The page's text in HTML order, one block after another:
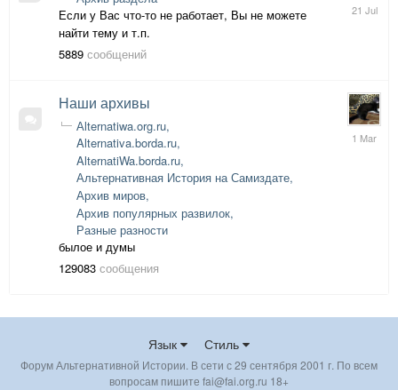
Если у Вас что-то не работает, Вы не можете
найти тему и т.п.
5889 сообщений
21
Наши архивы
Аlternatiwa.org.ru
Alternativa.borda.ru
AlternatiWa.borda.ru
Альтернативная История на Самиздате
Архив миров
Архив популярных развилок
Разные разности
былое и думы
129083 сообщения
1
March
Язык Стиль
Форум Альтернативной Истории. В сети с 29 сентября 2001 г. По всем
вопросам пишите fai@fai.org.ru 18+